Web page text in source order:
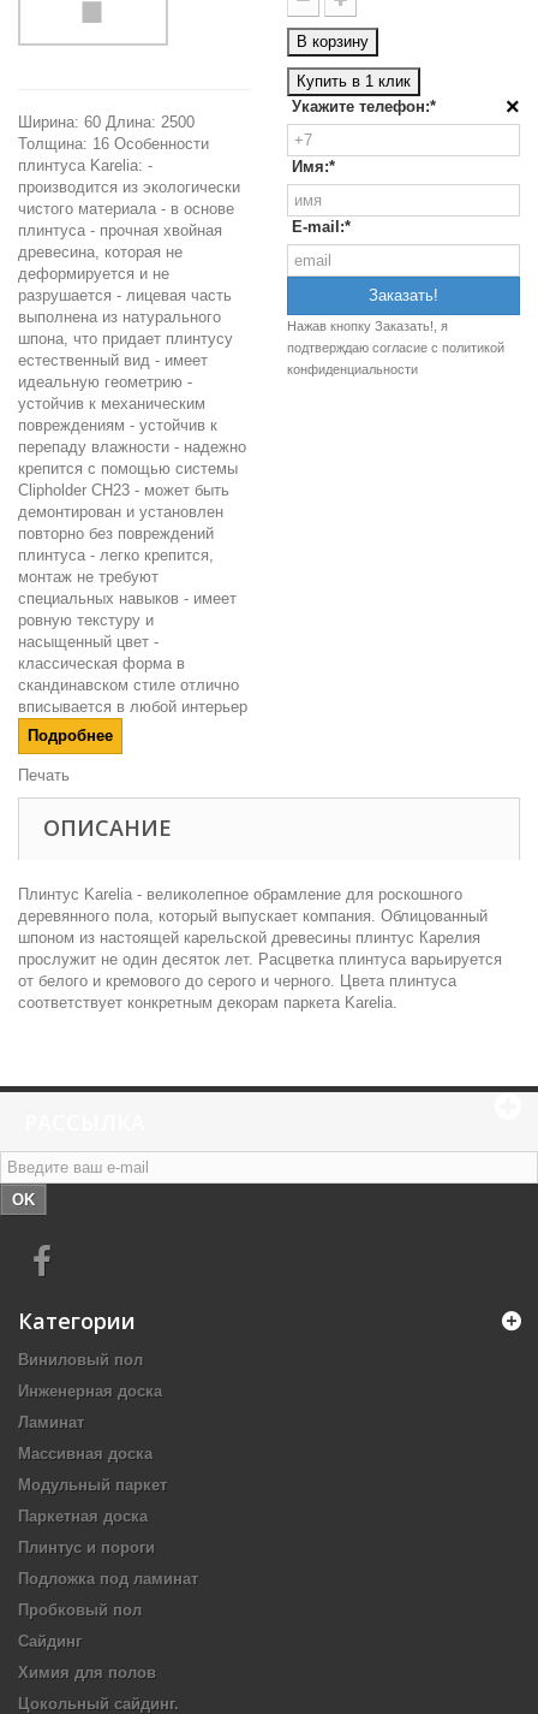
Ширина: 60 Длина: 2500
Толщина: 16 Особенности
плинтуса Karelia: -
производится из экологически
чистого материала - в основе
плинтуса - прочная хвойная
древесина, которая не
деформируется и не
разрушается - лицевая часть
выполнена из натурального
шпона, что придает плинтусу
естественный вид - имеет
идеальную геометрию -
устойчив к механическим
повреждениям - устойчив к
перепаду влажности - надежно
крепится с помощью системы
Clipholder CH23 - может быть
демонтирован и установлен
повторно без повреждений
плинтуса - легко крепится,
монтаж не требуют
специальных навыков - имеет
ровную текстуру и
насыщенный цвет -
классическая форма в
скандинавском стиле отлично
вписывается в любой интерьер
Подробнее
Печать
В корзину
Купить в 1 клик
×
Укажите телефон:*
Имя:*
E-mail:*
Нажав кнопку Заказать!, я
подтверждаю согласие c политикой
конфиденциальности
ОПИСАНИЕ
Плинтус Karelia - великолепное обрамление для роскошного
деревянного пола, который выпускает компания. Облицованный
шпоном из настоящей карельской древесины плинтус Карелия
прослужит не один десяток лет. Расцветка плинтуса варьируется
от белого и кремового до серого и черного. Цвета плинтуса
соответствует конкретным декорам паркета Karelia.
OK
Категории
Виниловый пол
Инженерная доска
Ламинат
Массивная доска
Модульный паркет
Паркетная доска
Плинтус и пороги
Подложка под ламинат
Пробковый пол
Сайдинг
Химия для полов
Цокольный сайдинг.